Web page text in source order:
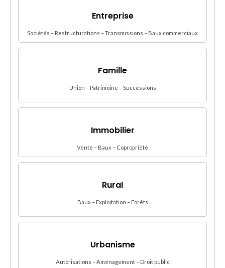
Entreprise
Sociétés – Restructurations – Transmissions – Baux commerciaux
Famille
Union – Patrimoine – Successions
Immobilier
Vente – Baux – Copropriété
Rural
Baux – Exploitation – Forêts
Urbanisme
Autorisations – Aménagement – Droit public